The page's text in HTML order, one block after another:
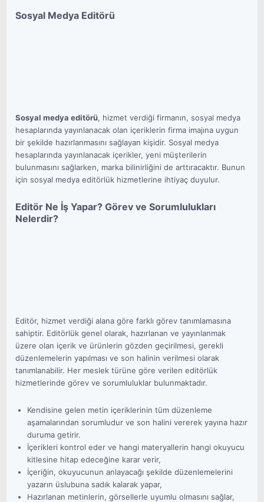
Sosyal Medya Editörü
Sosyal medya editörü, hizmet verdiği firmanın, sosyal medya
hesaplarında yayınlanacak olan içeriklerin firma imajına uygun
bir şekilde hazırlanmasını sağlayan kişidir. Sosyal medya
hesaplarında yayınlanacak içerikler, yeni müşterilerin
bulunmasını sağlarken, marka bilinirliğini de arttıracaktır. Bunun
için sosyal medya editörlük hizmetlerine ihtiyaç duyulur.
Editör Ne İş Yapar? Görev ve Sorumlulukları
Nelerdir?
Editör, hizmet verdiği alana göre farklı görev tanımlamasına
sahiptir. Editörlük genel olarak, hazırlanan ve yayınlanmak
üzere olan içerik ve ürünlerin gözden geçirilmesi, gerekli
düzenlemelerin yapılması ve son halinin verilmesi olarak
tanımlanabilir. Her meslek türüne göre verilen editörlük
hizmetlerinde görev ve sorumluluklar bulunmaktadır.
Kendisine gelen metin içeriklerinin tüm düzenleme
aşamalarından sorumludur ve son halini vererek yayına hazır
duruma getirir.
İçerikleri kontrol eder ve hangi materyallerin hangi okuyucu
kitlesine hitap edeceğine karar verir,
İçeriğin, okuyucunun anlayacağı şekilde düzenlemelerini
yazarın üslubuna sadık kalarak yapar,
Hazırlanan metinlerin, görsellerle uyumlu olmasını sağlar,